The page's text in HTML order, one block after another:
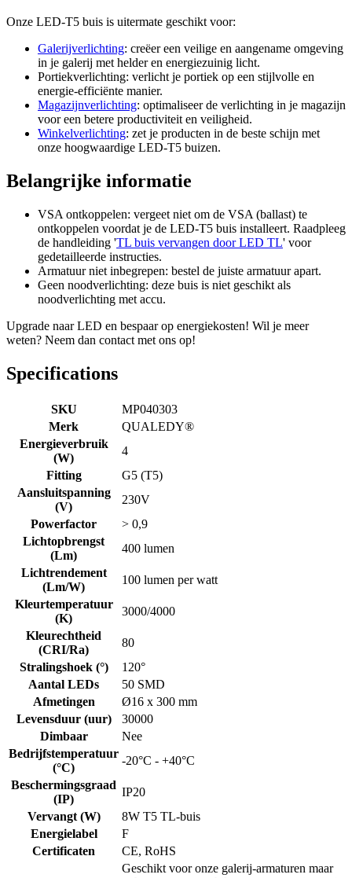
Onze LED-T5 buis is uitermate geschikt voor:
Galerijverlichting: creëer een veilige en aangename omgeving
in je galerij met helder en energiezuinig licht.
Portiekverlichting: verlicht je portiek op een stijlvolle en
energie-efficiënte manier.
Magazijnverlichting: optimaliseer de verlichting in je magazijn
voor een betere productiviteit en veiligheid.
Winkelverlichting: zet je producten in de beste schijn met
onze hoogwaardige LED-T5 buizen.
Belangrijke informatie
VSA ontkoppelen: vergeet niet om de VSA (ballast) te
ontkoppelen voordat je de LED-T5 buis installeert. Raadpleeg
de handleiding 'TL buis vervangen door LED TL' voor
gedetailleerde instructies.
Armatuur niet inbegrepen: bestel de juiste armatuur apart.
Geen noodverlichting: deze buis is niet geschikt als
noodverlichting met accu.
Upgrade naar LED en bespaar op energiekosten! Wil je meer
weten? Neem dan contact met ons op!
Specifications
SKU
MP040303
Merk
QUALEDY®
Energieverbruik
(W)
4
Fitting
G5 (T5)
Aansluitspanning
(V)
230V
Powerfactor
> 0,9
Lichtopbrengst
(Lm)
400 lumen
Lichtrendement
(Lm/W)
100 lumen per watt
Kleurtemperatuur
(K)
3000/4000
Kleurechtheid
(CRI/Ra)
80
Stralingshoek (°)
120°
Aantal LEDs
50 SMD
Afmetingen
Ø16 x 300 mm
Levensduur (uur)
30000
Dimbaar
Nee
Bedrijfstemperatuur
(°C)
-20°C - +40°C
Beschermingsgraad
(IP)
IP20
Vervangt (W)
8W T5 TL-buis
Energielabel
F
Certificaten
CE, RoHS
Geschikt voor onze galerij-armaturen maar